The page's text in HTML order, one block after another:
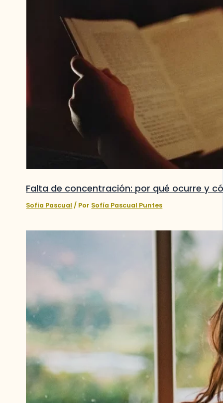
Falta de concentración: por qué ocurre y
Sofia Pascual / Por Sofía Pascual Puntes